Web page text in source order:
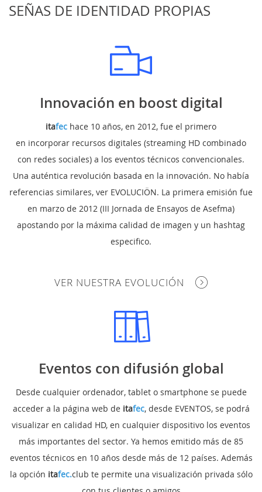
SEÑAS DE IDENTIDAD PROPIAS
Innovación en boost digital
itafec hace 10 años, en 2012, fue el primero
en incorporar recursos digitales (streaming HD combinado
con redes sociales) a los eventos técnicos convencionales.
Una auténtica revolución basada en la innovación. No había
referencias similares, ver EVOLUCIÖN. La primera emisión fue
en marzo de 2012 (III Jornada de Ensayos de Asefma)
apostando por la máxima calidad de imagen y un hashtag
especifico.
VER NUESTRA EVOLUCIÓN
Eventos con difusión global
Desde cualquier ordenador, tablet o smartphone se puede
acceder a la página web de itafec, desde EVENTOS, se podrá
visualizar en calidad HD, en cualquier dispositivo los eventos
más importantes del sector. Ya hemos emitido más de 85
eventos técnicos en 10 años desde más de 12 países. Además
la opción itafec.club te permite una visualización privada sólo